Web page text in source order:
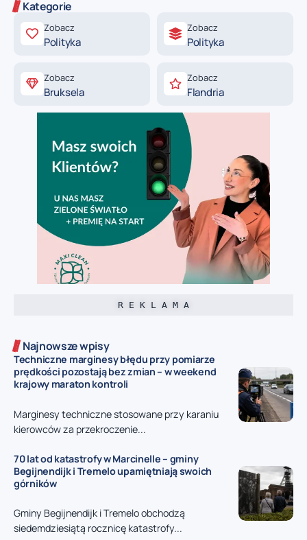
Kategorie
Zobacz
Polityka
Zobacz
Polityka
Zobacz
Bruksela
Zobacz
Flandria
R E K L A M A
Najnowsze wpisy
Techniczne marginesy błędu przy pomiarze
prędkości pozostają bez zmian – w weekend
krajowy maraton kontroli
Marginesy techniczne stosowane przy karaniu
kierowców za przekroczenie...
70 lat od katastrofy w Marcinelle – gminy
Begijnendijk i Tremelo upamiętniają swoich
górników
Gminy Begijnendijk i Tremelo obchodzą
siedemdziesiątą rocznicę katastrofy...